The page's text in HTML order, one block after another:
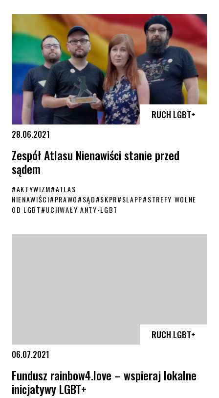
RUCH LGBT+
28.06.2021
Zespół Atlasu Nienawiści stanie przed
sądem
#AKTYWIZM#ATLAS
NIENAWIŚCI#PRAWO#SĄD#SKPR#SLAPP#STREFY WOLNE
OD LGBT#UCHWAŁY ANTY-LGBT
RUCH LGBT+
06.07.2021
Fundusz rainbow4.love – wspieraj lokalne
inicjatywy LGBT+